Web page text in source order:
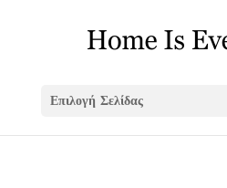
Επιλογή Σελίδας